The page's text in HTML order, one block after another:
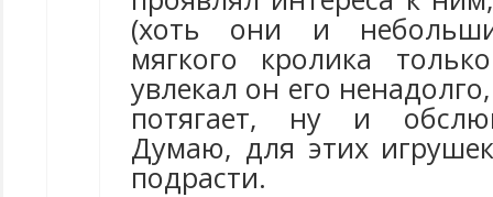
(хоть они и
мягкого кролика
увлекал он его
потягает, ну и
Думаю, для этих
подрасти.